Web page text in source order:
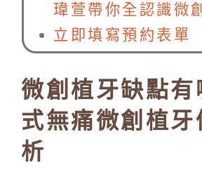
瑋萱帶你全認識微
立即填寫預約表單
微創植牙缺點有
式無痛微創植牙
析